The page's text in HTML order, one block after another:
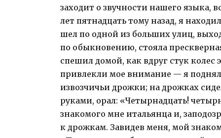
заходит о звучности нашего языка,
лет пятнадцать тому назад, я
шел по одной из больших улиц,
по обыкновению, стояла
спешил домой, как вдруг стук
привлекли мое внимание — я
извозчичьи дрожки; на дрожках
руками, орал: «Четырнадцать!
знакомого мне итальянца и,
к дрожкам. Завидев меня, мой